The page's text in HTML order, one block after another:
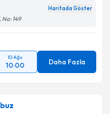
Haritada Göster
No: 149
10 Ağu
10:00 Daha Fazla